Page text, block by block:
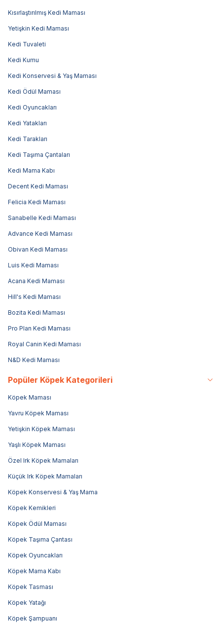
Kısırlaştırılmış Kedi Maması
Yetişkin Kedi Maması
Kedi Tuvaleti
Kedi Kumu
Kedi Konservesi & Yaş Maması
Kedi Ödül Maması
Kedi Oyuncakları
Kedi Yatakları
Kedi Tarakları
Kedi Taşıma Çantaları
Kedi Mama Kabı
Decent Kedi Maması
Felicia Kedi Maması
Sanabelle Kedi Maması
Advance Kedi Maması
Obivan Kedi Maması
Luis Kedi Maması
Acana Kedi Maması
Hill's Kedi Maması
Bozita Kedi Maması
Pro Plan Kedi Maması
Royal Canin Kedi Maması
N&D Kedi Maması
Popüler Köpek Kategorileri
Köpek Maması
Yavru Köpek Maması
Yetişkin Köpek Maması
Yaşlı Köpek Maması
Özel Irk Köpek Mamaları
Küçük Irk Köpek Mamaları
Köpek Konservesi & Yaş Mama
Köpek Kemikleri
Köpek Ödül Maması
Köpek Taşıma Çantası
Köpek Oyuncakları
Köpek Mama Kabı
Köpek Tasması
Köpek Yatağı
Köpek Şampuanı